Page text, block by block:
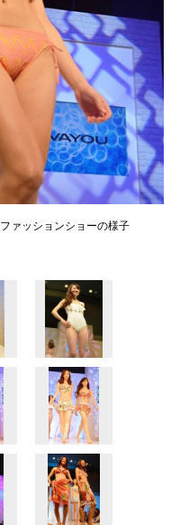
ァッションショーの様子